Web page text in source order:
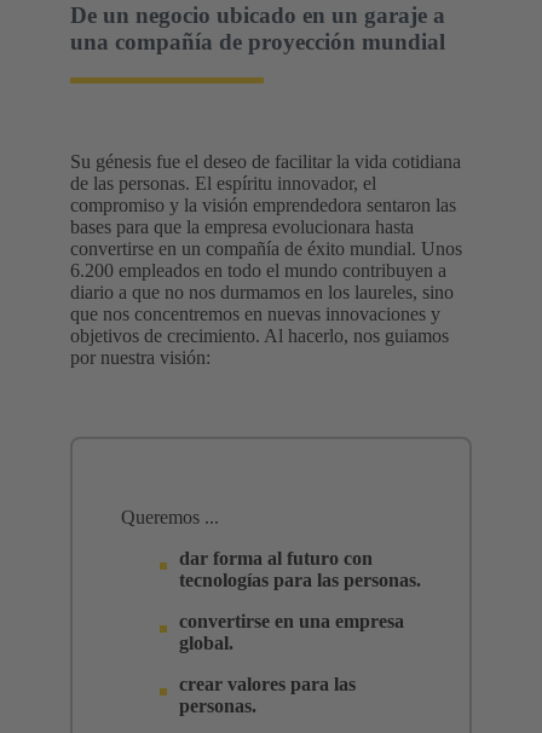
De un negocio ubicado en un garaje a
una compañía de proyección mundial
Su génesis fue el deseo de facilitar la vida cotidiana
de las personas. El espíritu innovador, el
compromiso y la visión emprendedora sentaron las
bases para que la empresa evolucionara hasta
convertirse en un compañía de éxito mundial. Unos
6.200 empleados en todo el mundo contribuyen a
diario a que no nos durmamos en los laureles, sino
que nos concentremos en nuevas innovaciones y
objetivos de crecimiento. Al hacerlo, nos guiamos
por nuestra visión:
Queremos ...
dar forma al futuro con
tecnologías para las personas.
convertirse en una empresa
global.
crear valores para las
personas.